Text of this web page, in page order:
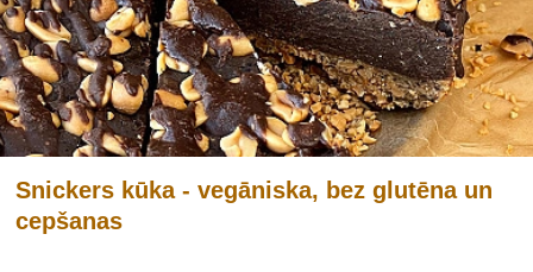
Snickers kūka - vegāniska, bez glutēna un
cepšanas